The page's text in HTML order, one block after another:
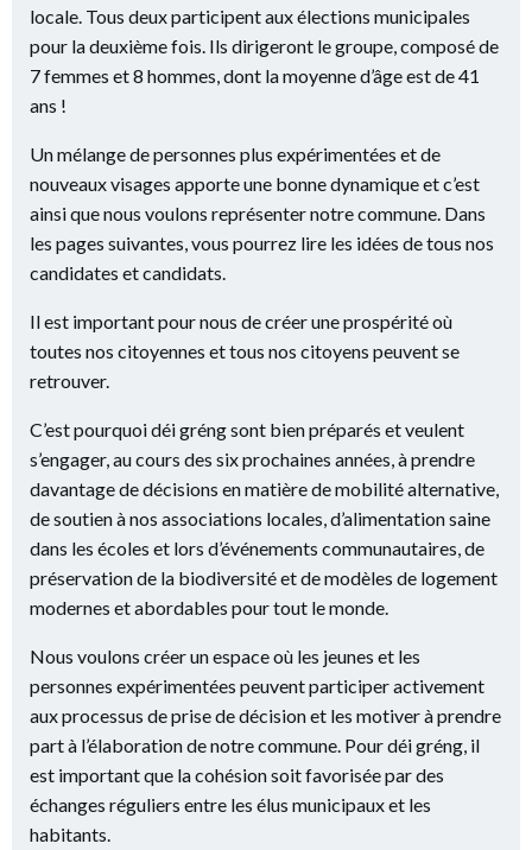
locale. Tous deux participent aux élections municipales
pour la deuxième fois. Ils dirigeront le groupe, composé de
7 femmes et 8 hommes, dont la moyenne d’âge est de 41
ans !
Un mélange de personnes plus expérimentées et de
nouveaux visages apporte une bonne dynamique et c’est
ainsi que nous voulons représenter notre commune. Dans
les pages suivantes, vous pourrez lire les idées de tous nos
candidates et candidats.
Il est important pour nous de créer une prospérité où
toutes nos citoyennes et tous nos citoyens peuvent se
retrouver.
C’est pourquoi déi gréng sont bien préparés et veulent
s’engager, au cours des six prochaines années, à prendre
davantage de décisions en matière de mobilité alternative,
de soutien à nos associations locales, d’alimentation saine
dans les écoles et lors d’événements communautaires, de
préservation de la biodiversité et de modèles de logement
modernes et abordables pour tout le monde.
Nous voulons créer un espace où les jeunes et les
personnes expérimentées peuvent participer activement
aux processus de prise de décision et les motiver à prendre
part à l’élaboration de notre commune. Pour déi gréng, il
est important que la cohésion soit favorisée par des
échanges réguliers entre les élus municipaux et les
habitants.